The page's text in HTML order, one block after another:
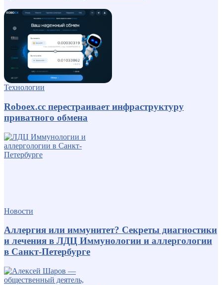
Технологии
Roboex.cc перестраивает инфраструктуру
приватного обмена
Новости
Аллергия или иммунитет? Секреты диагностики
и лечения в ЛДЦ Иммунологии и аллергологии
в Санкт-Петербурге